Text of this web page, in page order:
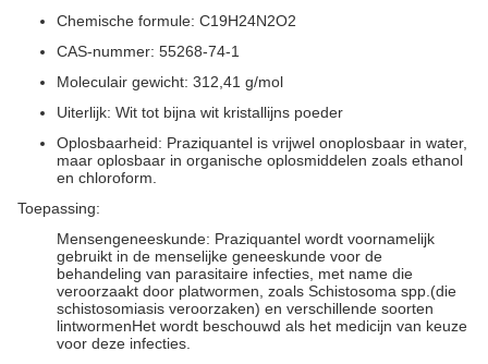
Chemische formule: C19H24N2O2
CAS-nummer: 55268-74-1
Moleculair gewicht: 312,41 g/mol
Uiterlijk: Wit tot bijna wit kristallijns poeder
Oplosbaarheid: Praziquantel is vrijwel onoplosbaar in water,
maar oplosbaar in organische oplosmiddelen zoals ethanol
en chloroform.
Toepassing:
Mensengeneeskunde: Praziquantel wordt voornamelijk
gebruikt in de menselijke geneeskunde voor de
behandeling van parasitaire infecties, met name die
veroorzaakt door platwormen, zoals Schistosoma spp.(die
schistosomiasis veroorzaken) en verschillende soorten
lintwormenHet wordt beschouwd als het medicijn van keuze
voor deze infecties.